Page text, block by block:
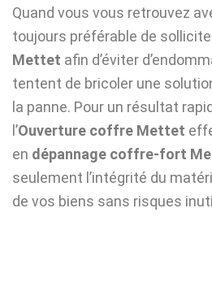
Quand vous vous retrouvez
toujours préférable de
Mettet afin d’éviter
tentent de bricoler une
la panne. Pour un résultat
l’Ouverture coffre Mettet
en dépannage coffre-fort
seulement l’intégrité du
de vos biens sans risques